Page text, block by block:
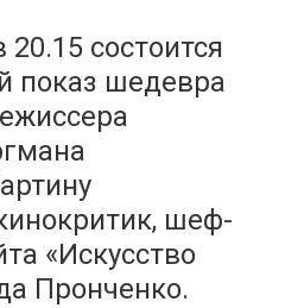
и
другие связанные со стройкой
рубрики
состоится
показ шедевра
шеф-
«Искусство
Пронченко.